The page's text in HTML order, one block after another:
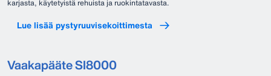
karjasta, käytetyistä rehuista ja ruokintatavasta.
Lue lisää pystyruuvisekoittimesta
Vaakapääte SI8000